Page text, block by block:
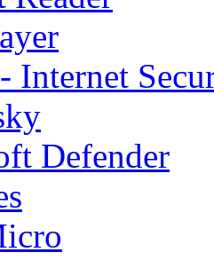
Internet
Defender